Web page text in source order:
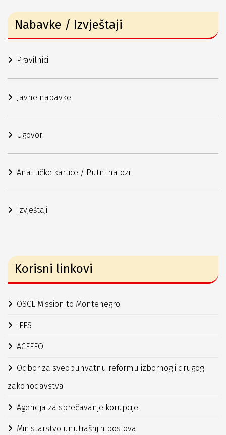
Nabavke / Izvještaji
Pravilnici
Javne nabavke
Ugovori
Analitičke kartice / Putni nalozi
Izvještaji
Korisni linkovi
OSCE Mission to Montenegro
IFES
ACEEEO
Odbor za sveobuhvatnu reformu izbornog i drugog
zakonodavstva
Agencija za sprečavanje korupcije
Ministarstvo unutrašnjih poslova